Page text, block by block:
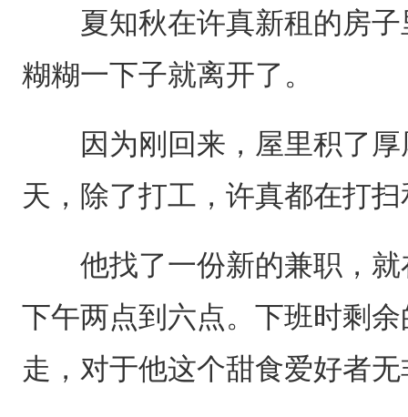
夏知秋在许真新租的房子
糊糊一下子就离开了。
因为刚回来，屋里积了厚
天，除了打工，许真都在打
他找了一份新的兼职，就
下午两点到六点。下班时剩
走，对于他这个甜食爱好者